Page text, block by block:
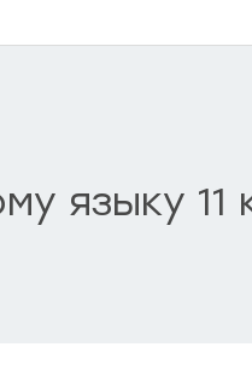
языку 11